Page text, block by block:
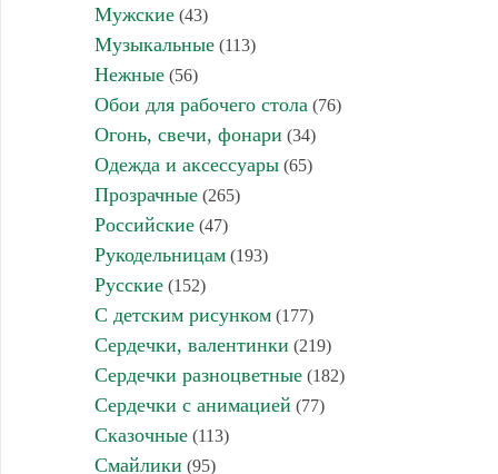
Мужские(43)
Музыкальные(113)
Нежные(56)
Обои для рабочего стола (76)
Огонь, свечи, фонари (34)
Одежда и аксессуары(65)
Прозрачные(265)
Российские(47)
Рукодельницам(193)
Русские(152)
С детским рисунком(177)
Сердечки, валентинки (219)
Сердечки разноцветные(182)
Сердечки с анимацией (77)
Сказочные(113)
Смайлики (95)